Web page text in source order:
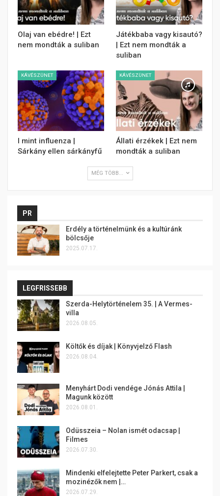
Olaj van ebédre! | Ezt
nem mondták a suliban
Játékbaba vagy kisautó?
| Ezt nem mondták a
suliban
KÁVÉSZÜNET
I mint influenza |
Sárkány ellen sárkányfű
KÁVÉSZÜNET
Állati érzékek | Ezt nem
mondták a suliban
MÉG TÖBB...
PR
Erdély a történelmünk és a kultúránk
bölcsője
2025.07.17.
LEGFRISSEBB
Szerda-Helytörténelem 35. | A Vermes-
villa
2026.08.05.
Költők és díjak | Könyvjelző Flash
2026.08.04.
Menyhárt Dodi vendége Jónás Attila |
Magunk között
2026.08.01.
Odüsszeia – Nolan ismét odacsap |
Filmes
2026.07.30.
Mindenki elfelejtette Peter Parkert, csak a
mozinézők nem |…
2026.07.29.